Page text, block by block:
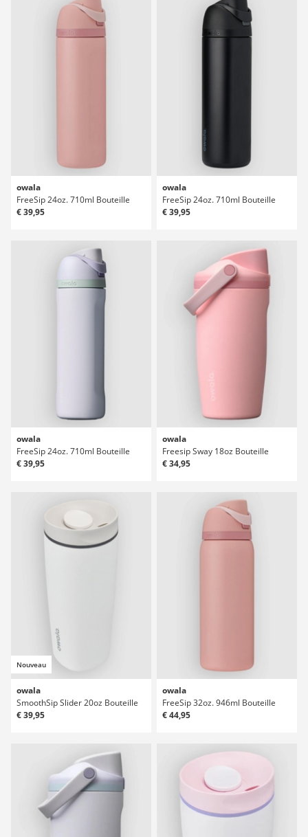
owala
FreeSip 24oz. 710ml Bouteille
€ 39,95
owala
FreeSip 24oz. 710ml Bouteille
€ 39,95
owala
FreeSip 24oz. 710ml Bouteille
€ 39,95
owala
Freesip Sway 18oz Bouteille
€ 34,95
Nouveau
owala
SmoothSip Slider 20oz Bouteille
€ 39,95
owala
FreeSip 32oz. 946ml Bouteille
€ 44,95